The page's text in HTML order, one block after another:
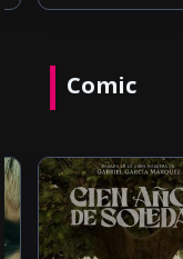
Comic